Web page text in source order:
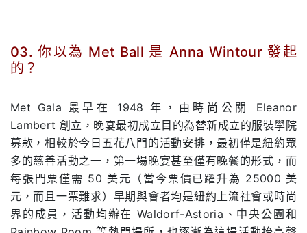
03. 你以為 Met Ball 是 Anna Wintour 發起
的？
Met Gala 最早在 1948 年，由時尚公關 Eleanor
Lambert 創立，晚宴最初成立目的為替新成立的服裝學院
募款，相較於今日五花八門的活動安排，最初僅是紐約眾
多的慈善活動之一，第一場晚宴甚至僅有晚餐的形式，而
每張門票僅需 50 美元（當今票價已躍升為 25000 美
元，而且一票難求）早期與會者均是紐約上流社會或時尚
界的成員，活動均辦在 Waldorf-Astoria、中央公園和